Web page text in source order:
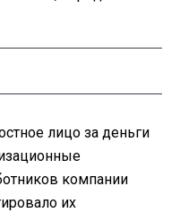
лицо за деньги
компании
их